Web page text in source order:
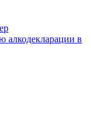
алкодекларации в